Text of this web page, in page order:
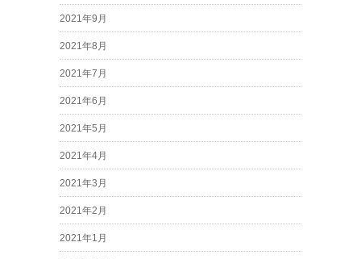
2021年9月
2021年8月
2021年7月
2021年6月
2021年5月
2021年4月
2021年3月
2021年2月
2021年1月